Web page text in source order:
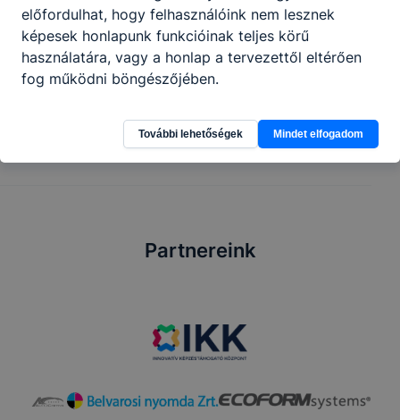
Pénzügyi-számviteli ügyintéző
KKK PTT
Vállalkozási ügyviteli ügyintéző
Partnereink
előfordulhat, hogy felhasználóink nem lesznek
képesek honlapunk funkcióinak teljes körű
használatára, vagy a honlap a tervezettől eltérően
fog működni böngészőjében.
További lehetőségek Mindet elfogadom